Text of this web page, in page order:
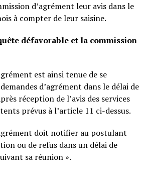
d’agrément leur avis dans le
à compter de leur saisine.
défavorable et la commission
est ainsi tenue de se
d’agrément dans le délai de
réception de l’avis des services
prévus à l’article 11 ci-dessus.
doit notifier au postulant
ou de refus dans un délai de
sa réunion ».